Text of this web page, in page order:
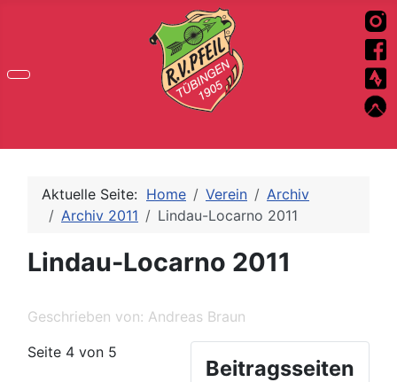
Aktuelle Seite: Home Verein
Archiv
Archiv 2011
Lindau-Locarno 2011
Lindau-Locarno 2011
Geschrieben von: Andreas Braun
Beitragsseiten
Seite 4 von 5